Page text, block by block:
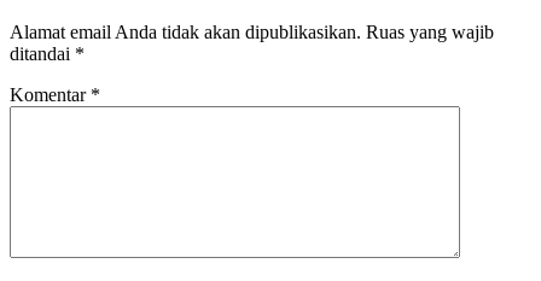
Alamat email Anda tidak akan dipublikasikan. Ruas yang wajib
ditandai *
Komentar *